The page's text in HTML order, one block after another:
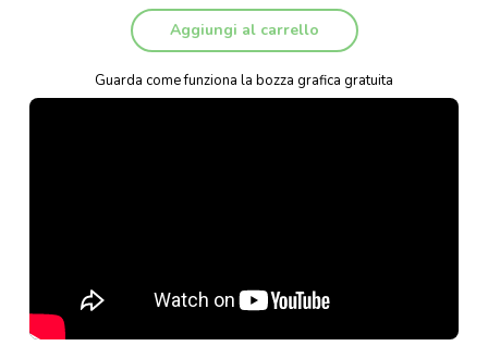
Aggiungi al carrello
Guarda come funziona la bozza grafica gratuita